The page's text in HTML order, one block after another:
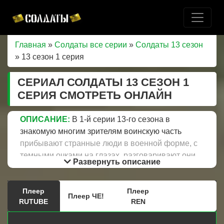
Главная » Солдаты все серии » Солдаты 13 сезон
» 13 сезон 1 серия
СЕРИАЛ СОЛДАТЫ 13 СЕЗОН 1
СЕРИЯ СМОТРЕТЬ ОНЛАЙН
ОПИСАНИЕ: В 1-й серии 13-го сезона в
знакомую многим зрителям воинскую часть
прибывают странные люди в военной форме, с
темными очками на глазах, разговаривают они
исключительно на английском языке. Кто это?
Может быть шпионы или люди из особого
отдела? Позже становится известно, что это
небольшой отряд, который готовится поступать
Развернуть описание
Плеер
RUTUBE
Плеер ЧЕ!
Плеер
REN